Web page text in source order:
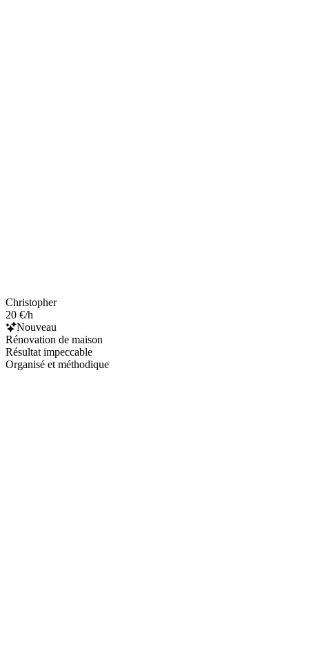
Christopher
20 €/h
Nouveau
Rénovation de maison
Résultat impeccable
Organisé et méthodique